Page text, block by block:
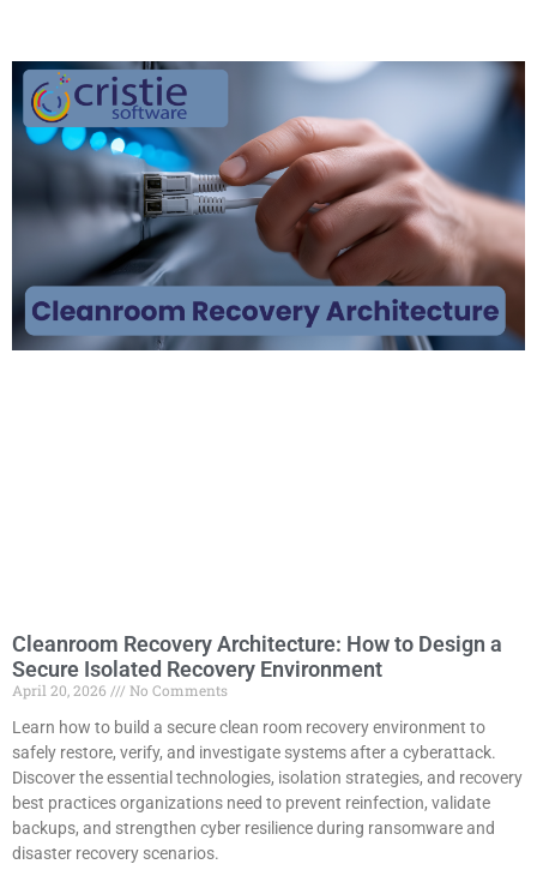
Cleanroom Recovery Architecture: How to Design a
Secure Isolated Recovery Environment
April 20, 2026
No Comments
Learn how to build a secure clean room recovery environment to
safely restore, verify, and investigate systems after a cyberattack.
Discover the essential technologies, isolation strategies, and recovery
best practices organizations need to prevent reinfection, validate
backups, and strengthen cyber resilience during ransomware and
disaster recovery scenarios.